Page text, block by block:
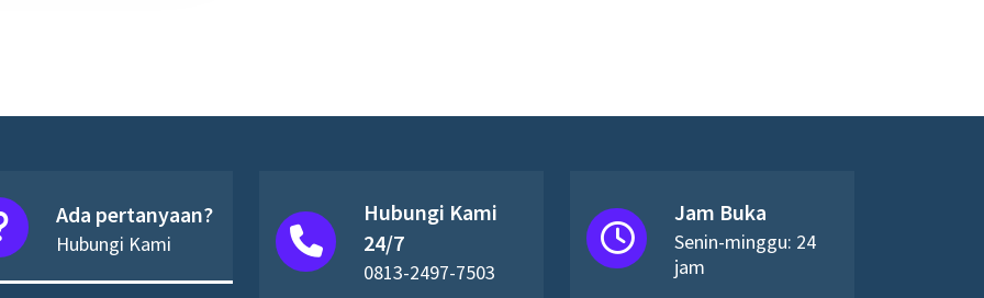
Ada pertanyaan?
Hubungi Kami
Hubungi Kami
24/7
0813-2497-7503
Jam Buka
Senin-minggu: 24
jam